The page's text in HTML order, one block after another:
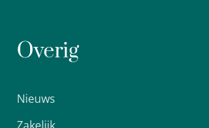
Overig
Nieuws
Zakelijk